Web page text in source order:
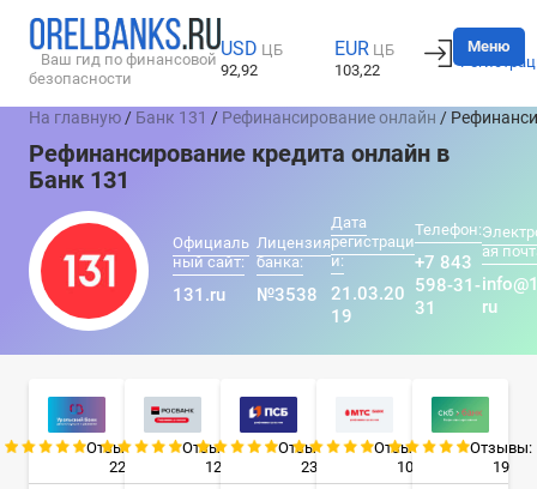
Ваш гид по финансовой
безопасности
USD ЦБ
92,92
EUR ЦБ
103,22
Вход
Меню
На главную / Банк 131 / Рефинансирование онлайн /
Рефинансирование кредита онлайн в
Банк 131
Официаль
ный сайт:
131.ru
Лицензия
банка:
№3538
Дата
регистраци
и:
21.03.20
19
Телефон:
+7 843
598-31-
31
ая
ru
Отзывы:
22
Отзывы:
12
Отзывы:
23
Отзывы:
10
Отзывы:
19